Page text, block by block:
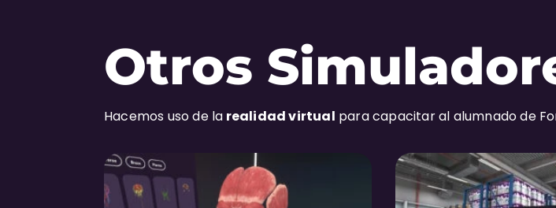
Otros
Hacemos uso de la realidad virtual para capacitar al alumnado de